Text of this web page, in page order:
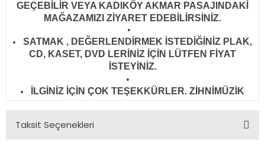
GEÇEBİLİR VEYA KADIKÖY AKMAR PASAJINDAKİ
MAĞAZAMIZI ZİYARET EDEBİLİRSİNİZ.
SATMAK , DEĞERLENDİRMEK İSTEDİĞİNİZ PLAK,
CD, KASET, DVD LERİNİZ İÇİN LÜTFEN FİYAT
İSTEYİNİZ.
İLGİNİZ İÇİN ÇOK TEŞEKKÜRLER. ZİHNİMÜZİK
Taksit Seçenekleri